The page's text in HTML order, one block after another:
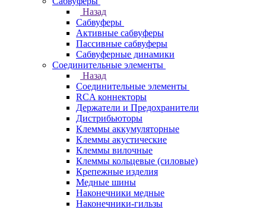
Назад
Сабвуферы
Активные сабвуферы
Пассивные сабвуферы
Сабвуферные динамики
Соединительные элементы
Назад
Соединительные элементы
RCA коннекторы
Держатели и Предохранители
Дистрибьюторы
Клеммы аккумуляторные
Клеммы акустические
Клеммы вилочные
Клеммы кольцевые (силовые)
Крепежные изделия
Медные шины
Наконечники медные
Наконечники-гильзы